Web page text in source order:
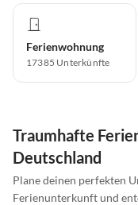
Ferienwohnung
17385 Unterkünfte
Traumhafte
Deutschland
Plane deinen perfekten
Ferienunterkunft und